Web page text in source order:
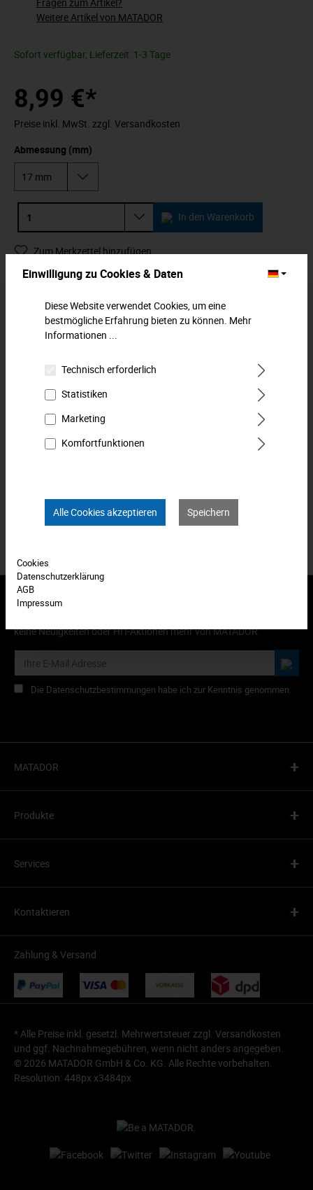
Weitere Artikel von MATADOR
Sofort verfügbar, Lieferzeit: 1-3 Tage
8,99 €*
Preise inkl. MwSt. zzgl. Versandkosten
Abmessung (mm)
In den Warenkorb
Zum Merkzettel hinzufügen
Winkelschraubendreher für Innensechskantschrauben.
Kurze Form, durchgehend gehärtet. Gestempelte, dauerhafte
Technische Daten
Bewertungen
keine Neuigkeiten oder HIT-Aktionen mehr von MATADOR.
Die Datenschutzbestimmungen habe ich zur Kenntnis genommen.
MATADOR +
Produkte +
Services +
Kontaktieren +
Zahlung & Versand
* Alle Preise inkl. gesetzl. Mehrwertsteuer zzgl. Versandkosten
und ggf. Nachnahmegebühren, wenn nicht anders angegeben.
© 2026 MATADOR GmbH & Co. KG. Alle Rechte vorbehalten.
Resolution: 448px x3484px
Einwilligung zu Cookies & Daten
Diese Website verwendet Cookies, um eine
bestmögliche Erfahrung bieten zu können. Mehr
Informationen ...
Technisch erforderlich
Statistiken
Marketing
Komfortfunktionen
Alle Cookies akzeptieren Speichern
Cookies
Datenschutzerklärung
AGB
Impressum